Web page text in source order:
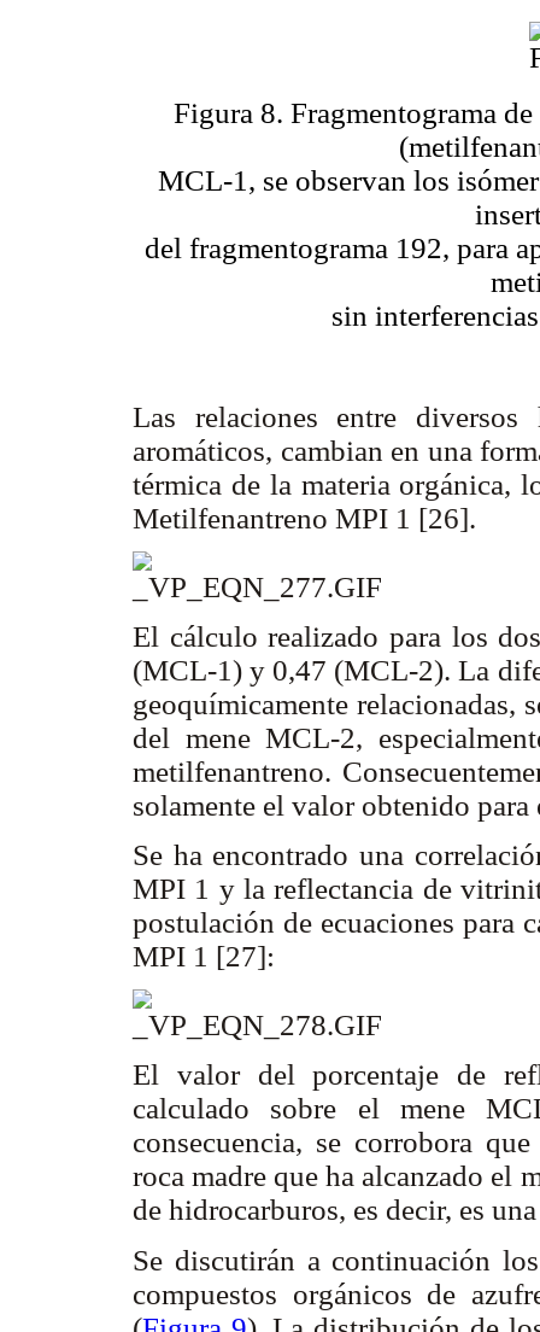
Figura 8. Fragmentograma
MCL-1, se observan los
del fragmentograma 192, para
sin
Las relaciones entre
aromáticos, cambian en una
térmica de la materia orgánica,
Metilfenantreno MPI 1 [26].
El cálculo realizado para los
(MCL-1) y 0,47 (MCL-2). La
geoquímicamente relacionadas,
del mene MCL-2,
metilfenantreno.
solamente el valor obtenido
Se ha encontrado una
MPI 1 y la reflectancia de
postulación de ecuaciones para
MPI 1 [27]:
El valor del porcentaje de
calculado sobre el mene
consecuencia, se corrobora
roca madre que ha alcanzado el
de hidrocarburos, es decir, es
Se discutirán a continuación
compuestos orgánicos de